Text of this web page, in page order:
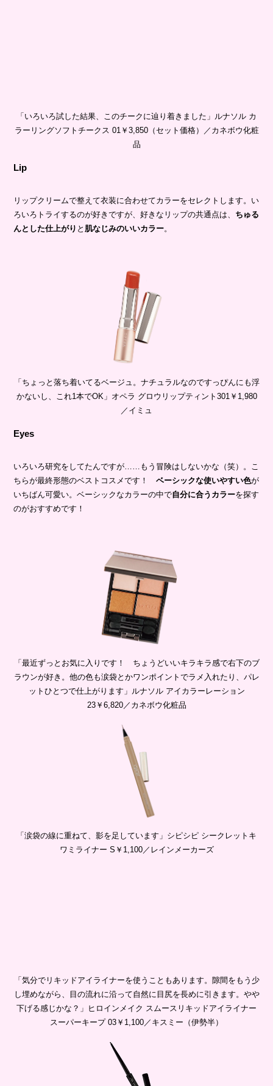
「いろいろ試した結果、このチークに辿り着きました」ルナソル カ
ラーリングソフトチークス 01￥3,850（セット価格）／カネボウ化粧
品
Lip
リップクリームで整えて衣装に合わせてカラーをセレクトします。い
ろいろトライするのが好きですが、好きなリップの共通点は、 ちゅる
んとした仕上がり と 肌なじみのいいカラー。
「ちょっと落ち着いてるベージュ。ナチュラルなのですっぴんにも浮
かないし、これ1本でOK」オペラ グロウリップティント301￥1,980
／イミュ
Eyes
いろいろ研究をしてたんですが……もう冒険はしないかな（笑）。こ
ちらが最終形態のベストコスメです！ベーシックな使いやすい色が
いちばん可愛い。ベーシックなカラーの中で自分に合うカラーを探す
のがおすすめです！
「最近ずっとお気に入りです！ ちょうどいいキラキラ感で右下のブ
ラウンが好き。他の色も涙袋とかワンポイントでラメ入れたり、パレ
ットひとつで仕上がります」ルナソル アイカラーレーション
23￥6,820／カネボウ化粧品
「涙袋の線に重ねて、影を足しています」シピシピ シークレットキ
ワミライナー S￥1,100／レインメーカーズ
「気分でリキッドアイライナーを使うこともあります。隙間をもう少
し埋めながら、目の流れに沿って自然に目尻を長めに引きます。やや
下げる感じかな？」ヒロインメイク スムースリキッドアイライナー
スーパーキープ 03￥1,100／キスミー（伊勢半）